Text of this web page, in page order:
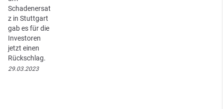
Schadenersat
z in Stuttgart
gab es für die
Investoren
jetzt einen
Rückschlag.
29.03.2023